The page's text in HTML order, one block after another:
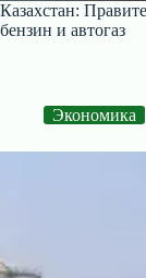
Казахстан:
бензин и автогаз
Экономика